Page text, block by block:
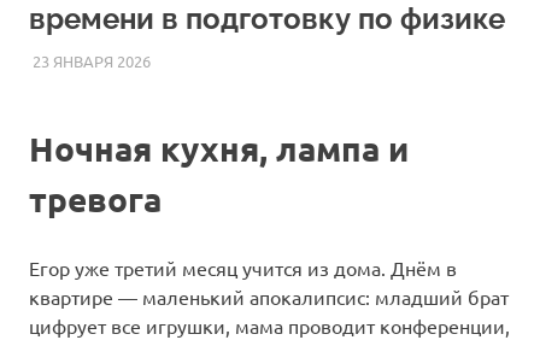
времени в подготовку по физике
23 ЯНВАРЯ 2026FOREIGNSCHOOL
СТАТЬИ
Ночная кухня, лампа и
тревога
Егор уже третий месяц учится из дома. Днём в
квартире — маленький апокалипсис: младший брат
цифрует все игрушки, мама проводит конференции,